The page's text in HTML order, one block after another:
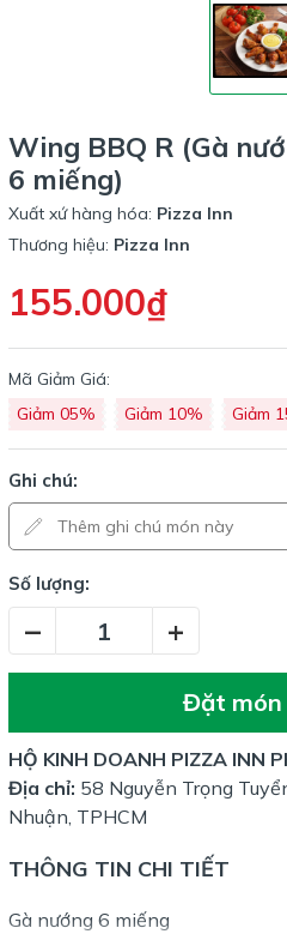
Wing BBQ R (Gà
6 miếng)
Xuất xứ hàng hóa: Pizza Inn
Thương hiệu: Pizza Inn
155.000₫
Mã Giảm Giá:
Giảm 05%
Giảm 10% Giảm
Ghi chú:
Số lượng:
– +
Đặt món
HỘ KINH DOANH PIZZA INN
Địa chỉ: 58 Nguyễn Trọng
Nhuận, TPHCM
THÔNG TIN CHI TIẾT
Gà nướng 6 miếng